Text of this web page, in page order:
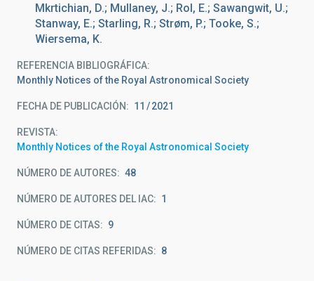
Mkrtichian, D.; Mullaney, J.; Rol, E.; Sawangwit, U.;
Stanway, E.; Starling, R.; Strøm, P.; Tooke, S.;
Wiersema, K.
REFERENCIA BIBLIOGRÁFICA
Monthly Notices of the Royal Astronomical Society
FECHA DE PUBLICACIÓN: 11 2021
REVISTA
Monthly Notices of the Royal Astronomical Society
NÚMERO DE AUTORES 48
NÚMERO DE AUTORES DEL IAC 1
NÚMERO DE CITAS 9
NÚMERO DE CITAS REFERIDAS 8